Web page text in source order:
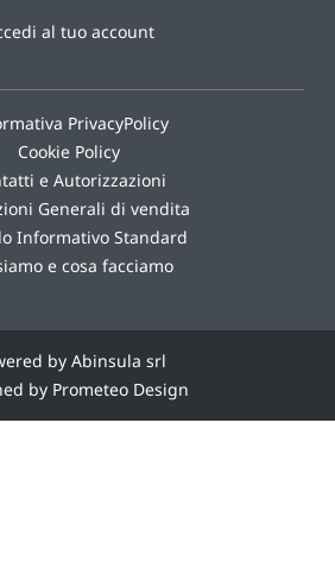
al tuo account
PrivacyPolicy
Cookie Policy
e Autorizzazioni
Generali di vendita
Informativo Standard
e cosa facciamo
by Abinsula srl
by Prometeo Design